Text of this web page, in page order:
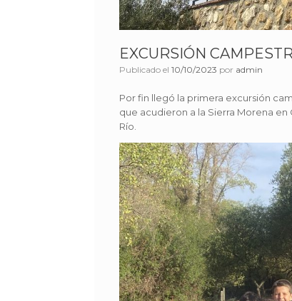
EXCURSIÓN
Publicado el 10/10/2023 por admin
Por fin llegó la primera excursión
que acudieron a la Sierra Morena
Río.